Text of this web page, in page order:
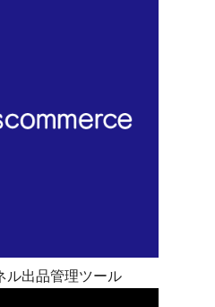
ル出品管理ツール